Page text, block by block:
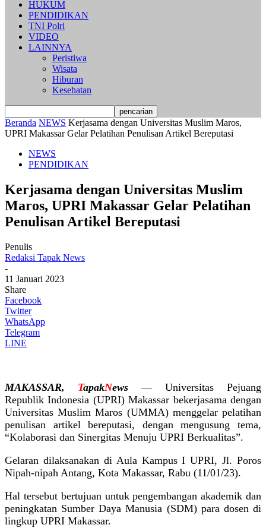
HUKUM
PENDIDIKAN
TNI Polri
VIDEO
LAINNYA
Peristiwa
Wisata
Hiburan
Kesehatan
Beranda NEWS Kerjasama dengan Universitas Muslim Maros,
UPRI Makassar Gelar Pelatihan Penulisan Artikel Bereputasi
NEWS
PENDIDIKAN
Kerjasama dengan Universitas Muslim
Maros, UPRI Makassar Gelar Pelatihan
Penulisan Artikel Bereputasi
Penulis
Redaksi Tapak News
-
11 Januari 2023
Share
Facebook
Twitter
WhatsApp
Telegram
LINE
MAKASSAR, TapakNews — Universitas Pejuang
Republik Indonesia (UPRI) Makassar bekerjasama dengan
Universitas Muslim Maros (UMMA) menggelar pelatihan
penulisan artikel bereputasi, dengan mengusung tema,
“Kolaborasi dan Sinergitas Menuju UPRI Berkualitas”.
Gelaran dilaksanakan di Aula Kampus I UPRI, Jl. Poros
Nipah-nipah Antang, Kota Makassar, Rabu (11/01/23).
Hal tersebut bertujuan untuk pengembangan akademik dan
peningkatan Sumber Daya Manusia (SDM) para dosen di
lingkup UPRI Makassar.